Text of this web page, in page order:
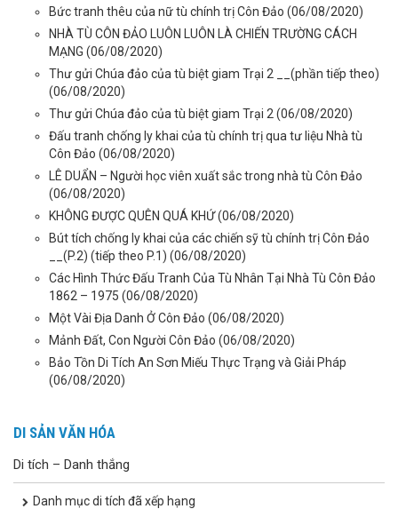
Bức tranh thêu của nữ tù chính trị Côn Đảo (06/08/2020)
NHÀ TÙ CÔN ĐẢO LUÔN LUÔN LÀ CHIẾN TRƯỜNG CÁCH
MẠNG (06/08/2020)
Thư gửi Chúa đảo của tù biệt giam Trại 2 __(phần tiếp theo)
(06/08/2020)
Thư gửi Chúa đảo của tù biệt giam Trại 2 (06/08/2020)
Đấu tranh chống ly khai của tù chính trị qua tư liệu Nhà tù
Côn Đảo (06/08/2020)
LÊ DUẨN – Người học viên xuất sắc trong nhà tù Côn Đảo
(06/08/2020)
KHÔNG ĐƯỢC QUÊN QUÁ KHỨ(06/08/2020)
Bút tích chống ly khai của các chiến sỹ tù chính trị Côn Đảo
__(P.2) (tiếp theo P.1) (06/08/2020)
Các Hình Thức Đấu Tranh Của Tù Nhân Tại Nhà Tù Côn Đảo
1862 – 1975 (06/08/2020)
Một Vài Địa Danh Ở Côn Đảo (06/08/2020)
Mảnh Đất, Con Người Côn Đảo (06/08/2020)
Bảo Tồn Di Tích An Sơn Miếu Thực Trạng và Giải Pháp
(06/08/2020)
DI SẢN VĂN HÓA
Di tích – Danh thắng
Danh mục di tích đã xếp hạng